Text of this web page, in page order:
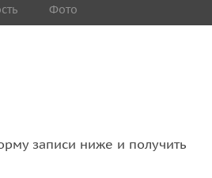
Фото
записи ниже и получить